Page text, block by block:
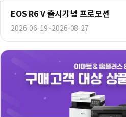
EOS R6 V 출시기념 프로모션
2026-06-19~2026-08-27